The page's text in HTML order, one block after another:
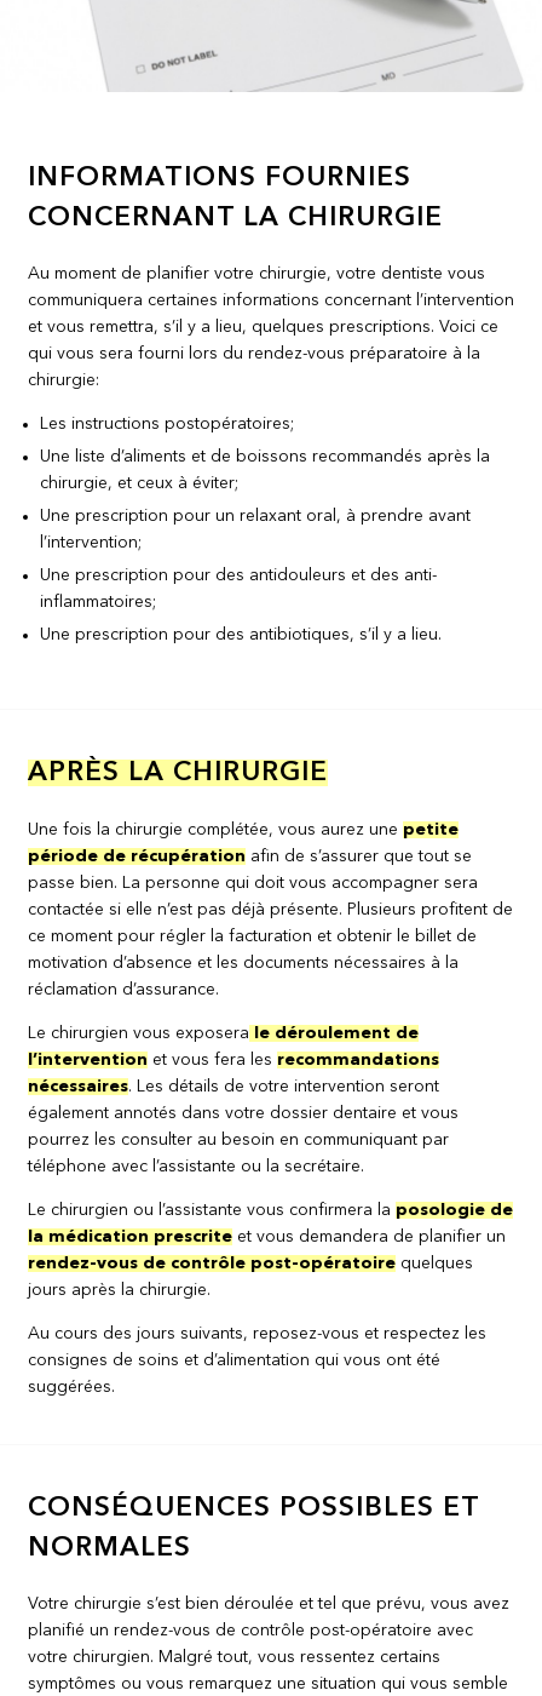
INFORMATIONS FOURNIES
CONCERNANT LA CHIRURGIE
Au moment de planifier votre chirurgie, votre dentiste vous
communiquera certaines informations concernant l’intervention
et vous remettra, s’il y a lieu, quelques prescriptions. Voici ce
qui vous sera fourni lors du rendez-vous préparatoire à la
chirurgie:
Les instructions postopératoires;
Une liste d’aliments et de boissons recommandés après la
chirurgie, et ceux à éviter;
Une prescription pour un relaxant oral, à prendre avant
l’intervention;
Une prescription pour des antidouleurs et des anti-
inflammatoires;
Une prescription pour des antibiotiques, s’il y a lieu.
APRÈS LA CHIRURGIE
Une fois la chirurgie complétée, vous aurez une petite
période de récupération afin de s’assurer que tout se
passe bien. La personne qui doit vous accompagner sera
contactée si elle n’est pas déjà présente. Plusieurs profitent de
ce moment pour régler la facturation et obtenir le billet de
motivation d’absence et les documents nécessaires à la
réclamation d’assurance.
Le chirurgien vous exposera le déroulement de
l’intervention et vous fera les recommandations
nécessaires. Les détails de votre intervention seront
également annotés dans votre dossier dentaire et vous
pourrez les consulter au besoin en communiquant par
téléphone avec l’assistante ou la secrétaire.
Le chirurgien ou l’assistante vous confirmera la posologie de
la médication prescrite et vous demandera de planifier un
rendez-vous de contrôle post-opératoire quelques
jours après la chirurgie.
Au cours des jours suivants, reposez-vous et respectez les
consignes de soins et d’alimentation qui vous ont été
suggérées.
CONSÉQUENCES POSSIBLES ET
NORMALES
Votre chirurgie s’est bien déroulée et tel que prévu, vous avez
planifié un rendez-vous de contrôle post-opératoire avec
votre chirurgien. Malgré tout, vous ressentez certains
symptômes ou vous remarquez une situation qui vous semble